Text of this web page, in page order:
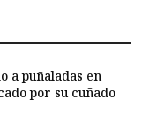
a puñaladas en
por su cuñado